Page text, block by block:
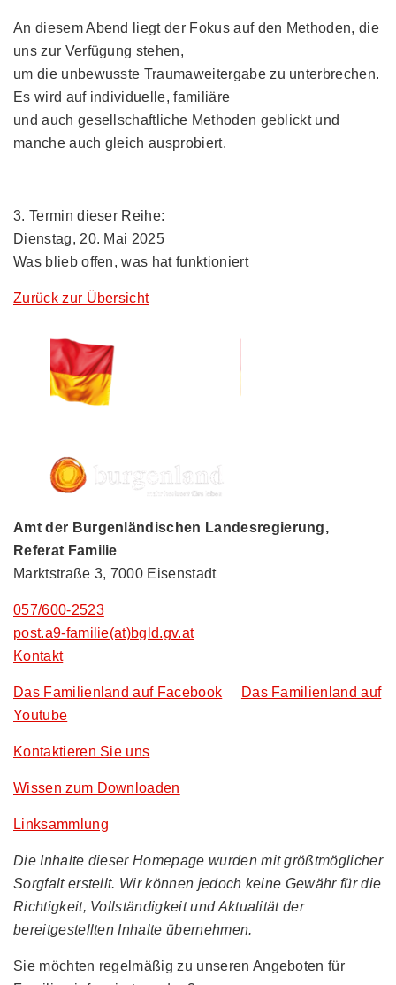
An diesem Abend liegt der Fokus auf den Methoden, die
uns zur Verfügung stehen,
um die unbewusste Traumaweitergabe zu unterbrechen.
Es wird auf individuelle, familiäre
und auch gesellschaftliche Methoden geblickt und
manche auch gleich ausprobiert.
3. Termin dieser Reihe:
Dienstag, 20. Mai 2025
Was blieb offen, was hat funktioniert
Zurück zur Übersicht
Amt der Burgenländischen Landesregierung,
Referat Familie
Marktstraße 3, 7000 Eisenstadt
057/600-2523
post.a9-familie(at)bgld.gv.at
Kontakt
Das Familienland auf Facebook
Das Familienland auf
Youtube
Kontaktieren Sie uns
Wissen zum Downloaden
Linksammlung
Die Inhalte dieser Homepage wurden mit größtmöglicher
Sorgfalt erstellt. Wir können jedoch keine Gewähr für die
Richtigkeit, Vollständigkeit und Aktualität der
bereitgestellten Inhalte übernehmen.
Sie möchten regelmäßig zu unseren Angeboten für